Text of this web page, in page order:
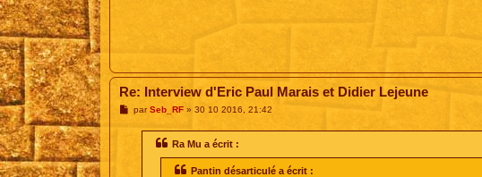
Re: Interview d'Eric Paul Marais et Didier Lejeune
MparSeb_RF» 30 10 2016, 21:42
Ra Mu a écrit :
Pantin désarticulé a écrit :